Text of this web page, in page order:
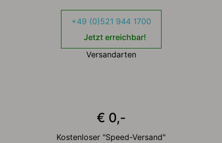
+49 (0)521 944 1700
Jetzt erreichbar!
Versandarten
€ 0,-
Kostenloser "Speed-Versand"